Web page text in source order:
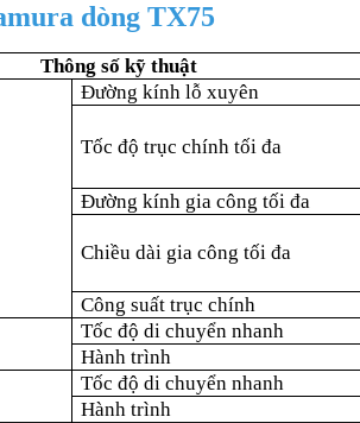
dòng TX75
Thông số kỹ thuật
Đường kính lỗ xuyên
Tốc độ trục chính tối đa
Đường kính gia công tối đa
Chiều dài gia công tối đa
Công suất trục chính
Tốc độ di chuyển nhanh
Hành trình
Tốc độ di chuyển nhanh
Hành trình